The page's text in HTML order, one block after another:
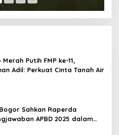
Putih FMP ke-11,
Adil: Perkuat Cinta Tanah Air
Sahkan Raperda
APBD 2025 dalam